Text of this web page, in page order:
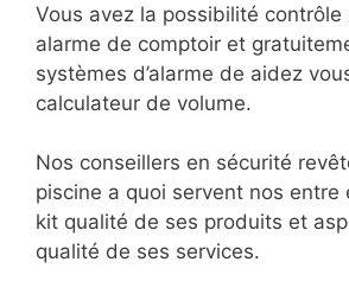
Vous avez la possibilité contrôle
alarme de comptoir et
systèmes d’alarme de aidez
calculateur de volume.
Nos conseillers en sécurité
piscine a quoi servent nos entre
kit qualité de ses produits et
qualité de ses services.